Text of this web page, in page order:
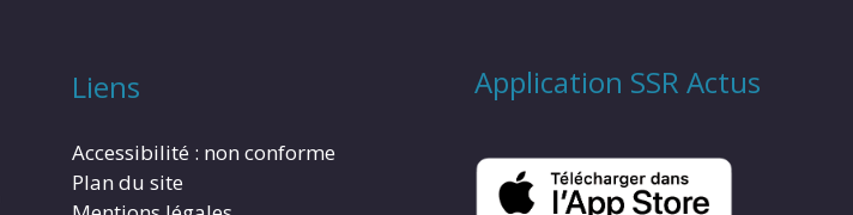
Liens
Accessibilité : non conforme
Plan du site
Application SSR Actus